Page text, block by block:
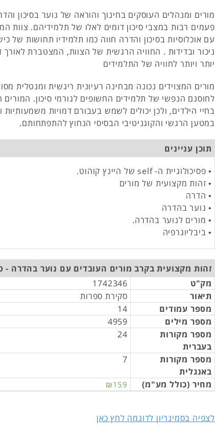
מורים ומנהלים העוסקים בחינוך והוראה של נוער בסיכון
פעמים רבות במצבי סיכון דומים לאלו של תלמידיהם. צוות
עם אוכלוסיות בסיכון והדרה חווה כמו תלמידיו תחושות של
ניכור ובדידות . החוויה הרגשית של הצוות, המצטברת לאורך
יותר ויותר לחוויה של התלמידים
מורים המצוידים נכונה מבחינה רעיונית ריגשית ומנטלית
לחוסנם הנפשי של תלמידים החשופים לגורמי סיכון.
בחיי הילדים, ולכן יכולים לשמש בעבורם דמויות משמעותיות
במטען הרגשי והקוגניטיבי הבסיסי הנחוץ להתפתחותם.
תוכן עניינים
• פסיכולוגיית ה- self של היינץ קוהוט.
• זהות מקצועית של מורים
• הדרה
• נוער בהדרה
• מורים לנוער בהדרה.
• ביבליוגרפיה
זהות מקצועית בקרב מורים העובדים עם נוער בהדרה -
מק"ט
1742346
תיאור
סקירת ספרות
מספר עמודים
14
מספר מילים
4959
מספר מקורות
בעברית
24
מספר מקורות
באנגלית
7
מחיר (כולל מע"מ) ₪159
לצפיה בסמינריון לדוגמה לחץ כאן